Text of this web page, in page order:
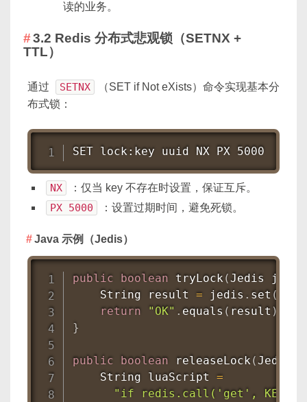
读的业务。
3.2 Redis 分布式悲观锁（SETNX +
TTL）
通过 SETNX
（SET if Not eXists）命令实现基本分
布式锁：
SET lock:key uuid NX PX 5000
NX ：仅当 key 不存在时设置，保证互斥。
PX 5000 ：设置过期时间，避免死锁。
Java 示例（Jedis）
public boolean tryLock(Jedis jedis
String result = jedis . set (
return
"OK" . equals ( result )
}
public boolean releaseLock(Jedis
String luaScript =
"if redis.call('get',